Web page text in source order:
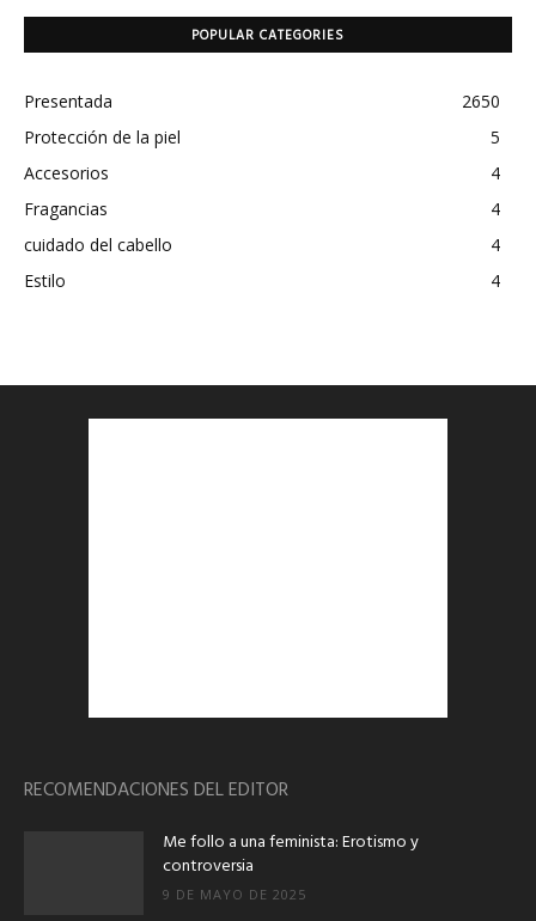
POPULAR CATEGORIES
Presentada
2650
Protección de la piel
5
Accesorios
4
Fragancias
4
cuidado del cabello
4
Estilo
4
RECOMENDACIONES DEL EDITOR
Me follo a una feminista: Erotismo y
controversia
9 DE MAYO DE 2025